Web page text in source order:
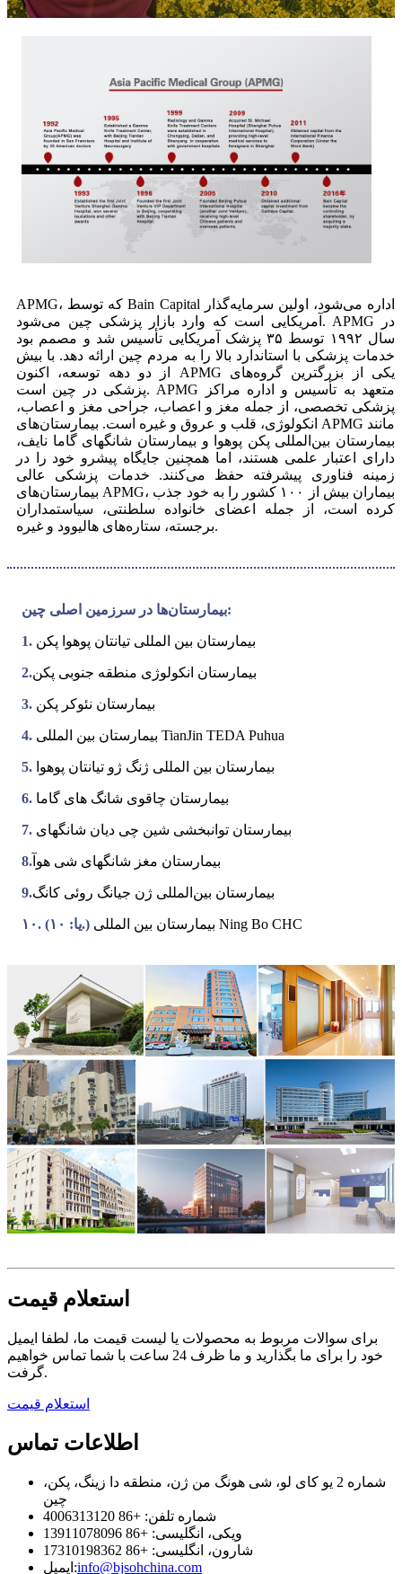
APMG، که توسط Bain Capital اداره می‌شود، اولین سرمایه‌گذار
آمریکایی است که وارد بازار پزشکی چین می‌شود. APMG در
سال ۱۹۹۲ توسط ۳۵ پزشک آمریکایی تأسیس شد و مصمم بود
خدمات پزشکی با استاندارد بالا را به مردم چین ارائه دهد. با بیش
از دو دهه توسعه، اکنون APMG یکی از بزرگترین گروه‌های
پزشکی در چین است. APMG متعهد به تأسیس و اداره مراکز
پزشکی تخصصی، از جمله مغز و اعصاب، جراحی مغز و اعصاب،
انکولوژی، قلب و عروق و غیره است. بیمارستان‌های APMG مانند
بیمارستان بین‌المللی پکن پوهوا و بیمارستان شانگهای گاما نایف،
دارای اعتبار علمی هستند، اما همچنین جایگاه پیشرو خود را در
زمینه فناوری پیشرفته حفظ می‌کنند. خدمات پزشکی عالی
بیمارستان‌های APMG، بیماران بیش از ۱۰۰ کشور را به خود جذب
کرده است، از جمله اعضای خانواده سلطنتی، سیاستمداران
برجسته، ستاره‌های هالیوود و غیره.
بیمارستان‌ها در سرزمین اصلی چین:
1. بیمارستان بین المللی تیانتان پوهوا پکن
2.بیمارستان انکولوژی منطقه جنوبی پکن
3. بیمارستان نئوکر پکن
4. بیمارستان بین المللی TianJin TEDA Puhua
5. بیمارستان بین المللی ژنگ ژو تیانتان پوهوا
6. بیمارستان چاقوی شانگ های گاما
7. بیمارستان توانبخشی شین چی دیان شانگهای
8. بیمارستان مغز شانگهای شی هوآ
9.بیمارستان بین‌المللی ژن جیانگ روئی کانگ
۱۰. (یا: ۱۰.) بیمارستان بین المللی Ning Bo CHC
استعلام قیمت
برای سوالات مربوط به محصولات یا لیست قیمت ما، لطفا ایمیل
خود را برای ما بگذارید و ما ظرف 24 ساعت با شما تماس خواهیم
گرفت.
استعلام قیمت
اطلاعات تماس
شماره 2 یو کای لو، شی هونگ من ژن، منطقه دا زینگ، پکن،
چین
شماره تلفن: +86 4006313120
ویکی، انگلیسی: +86 13911078096
شارون، انگلیسی: +86 17310198362
ایمیل:info@bjsohchina.com